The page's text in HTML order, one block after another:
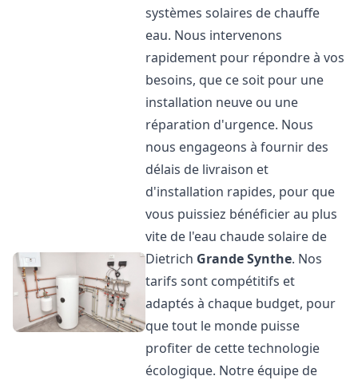
systèmes solaires de chauffe
eau. Nous intervenons
rapidement pour répondre à vos
besoins, que ce soit pour une
installation neuve ou une
réparation d'urgence. Nous
nous engageons à fournir des
délais de livraison et
d'installation rapides, pour que
vous puissiez bénéficier au plus
vite de l'eau chaude solaire de
Dietrich Grande Synthe. Nos
tarifs sont compétitifs et
adaptés à chaque budget, pour
que tout le monde puisse
profiter de cette technologie
écologique. Notre équipe de